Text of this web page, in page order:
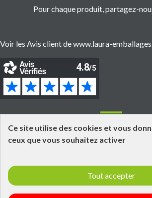
Pour chaque produit, partagez-
Voir les Avis client de www.laura-
Informations
Click and Collect
Livraisons et retours
Informations légales
Ce site utilise des cookies et vous
ceux que vous souhaitez activer
Tout accepter